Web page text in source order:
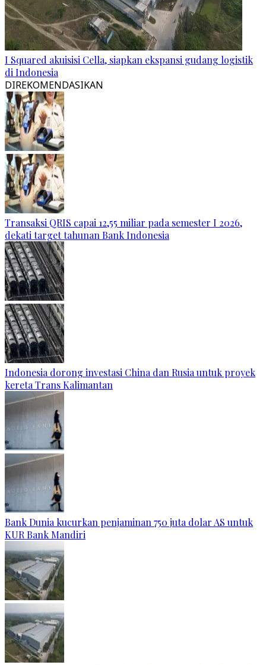
I Squared akuisisi Cella, siapkan ekspansi gudang logistik
di Indonesia
DIREKOMENDASIKAN
Transaksi QRIS capai 12,55 miliar pada semester I 2026,
dekati target tahunan Bank Indonesia
Indonesia dorong investasi China dan Rusia untuk proyek
kereta Trans Kalimantan
Bank Dunia kucurkan penjaminan 750 juta dolar AS untuk
KUR Bank Mandiri